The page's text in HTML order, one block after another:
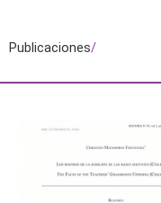
Publicaciones/